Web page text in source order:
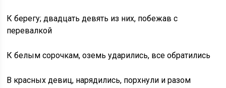
К берегу; двадцать девять из них, побежав с
перевалкой
К белым сорочкам, оземь ударились, все обратились
В красных девиц, нарядились, порхнули и разом